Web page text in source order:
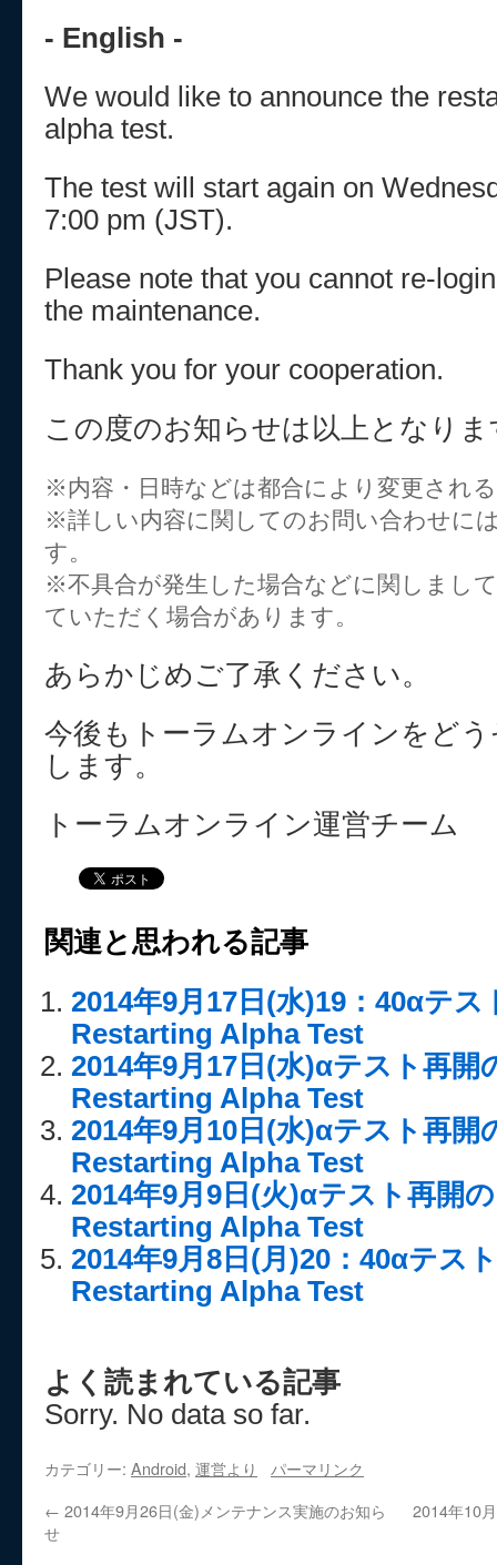
- English -
We would like to announce the
alpha test.
The test will start again on
7:00 pm (JST).
Please note that you cannot re-
the maintenance.
Thank you for your cooperation.
この度のお知らせは以上となりま
※内容・日時などは都合により変更され
※詳しい内容に関してのお問い合わせに
す。
※不具合が発生した場合などに関しまし
ていただく場合があります。
あらかじめご了承ください。
今後もトーラムオンラインをど
します。
トーラムオンライン運営チーム
関連と思われる記事
2014年9月17日(水)19：40αテ
Restarting Alpha Test
2014年9月17日(水)αテスト再開
Restarting Alpha Test
2014年9月10日(水)αテスト再開
Restarting Alpha Test
2014年9月9日(火)αテスト再開
Restarting Alpha Test
2014年9月8日(月)20：40αテス
Restarting Alpha Test
よく読まれている記事
Sorry. No data so far.
カテゴリー: Android, 運営より
パーマリンク
← 2014年9月26日(金)メンテナンス実施のお知ら
せ
2014年10